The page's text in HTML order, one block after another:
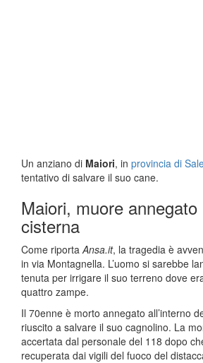
Un anziano di Maiori, in provincia di
tentativo di salvare il suo cane.
Maiori, muore annegato
cisterna
Come riportaAnsa.it, la tragedia è
in via Montagnella. L’uomo si sarebbe
tenuta per irrigare il suo terreno dove
quattro zampe.
Il 70enne è morto annegato all’interno
riuscito a salvare il suo cagnolino. La
accertata dal personale del 118 dopo
recuperata dai vigili del fuoco del